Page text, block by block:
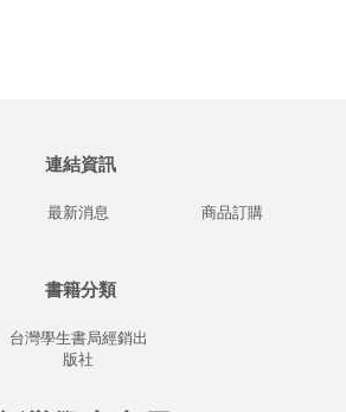
連結資訊
最新消息
商品訂購
書籍分類
台灣學生書局經銷出
版社